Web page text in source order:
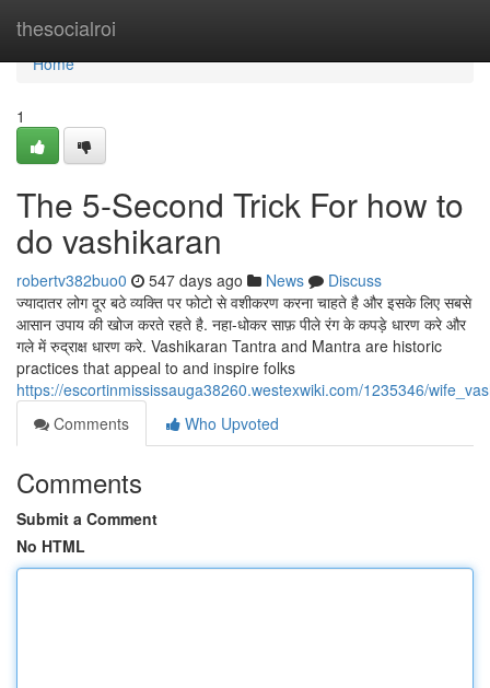
thesocialroi
Home
Home
1
The 5-Second Trick For how to
do vashikaran
robertv382buo0 547 days ago News
Discuss
ज्यादातर लोग दूर बठे व्यक्ति पर फोटो से वशीकरण करना चाहते है और इसके लिए सबसे
आसान उपाय की खोज करते रहते है. नहा-धोकर साफ़ पीले रंग के कपड़े धारण करे और
गले में रुद्राक्ष धारण करे. Vashikaran Tantra and Mantra are historic
practices that appeal to and inspire folks
https://escortinmississauga38260.westexwiki.com/1235346/
Comments
Who Upvoted
Comments
Submit a Comment
No HTML